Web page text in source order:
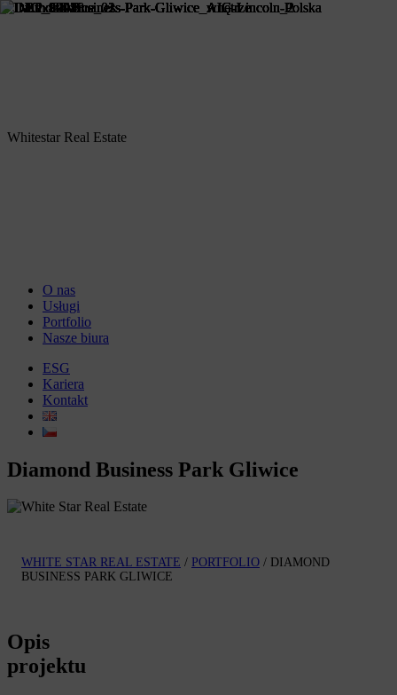
Whitestar Real Estate
O nas
Usługi
Portfolio
Nasze biura
ESG
Kariera
Kontakt
Diamond Business Park Gliwice
WHITE STAR REAL ESTATE / PORTFOLIO / DIAMOND
BUSINESS PARK GLIWICE
Opis
projektu